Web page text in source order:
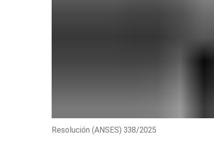
Resolución (ANSES) 338/2025